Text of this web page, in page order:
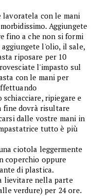
lavoratela con le mani
Aggiungete
fino a che non si formi
l'olio, il sale,
riposare per 10
l'impasto sul
con le mani per
ripiegare e
fine dovrà risultare
dalle vostre mani in
tutto è più
ciotola leggermente
coperchio oppure
di plastica.
lievitare nella parte
verdure) per 24 ore.